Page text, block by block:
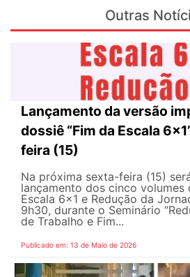
Outras
Lançamento da versão
dossiê “Fim da Escala
feira (15)
Na próxima sexta-feira (15)
lançamento dos cinco volumes
Escala 6×1 e Redução da
9h30, durante o Seminário
de Trabalho e Fim...
Publicado em: 13 de Maio de 2026